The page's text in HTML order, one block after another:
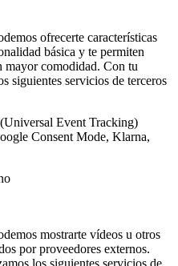
ofrecerte características
básica y te permiten
comodidad. Con tu
siguientes servicios de terceros
Event Tracking)
Consent Mode, Klarna,
mostrarte vídeos u otros
por proveedores externos.
los siguientes servicios de